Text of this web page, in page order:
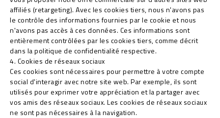
affiliés (retargeting). Avec les cookies tiers, nous n'avons pas
le contrôle des informations fournies par le cookie et nous
n'avons pas accès à ces données. Ces informations sont
entièrement contrôlées par les cookies tiers, comme décrit
dans la politique de confidentialité respective.
4. Cookies de réseaux sociaux
Ces cookies sont nécessaires pour permettre à votre compte
social d'interagir avec notre site web. Par exemple, ils sont
utilisés pour exprimer votre appréciation et la partager avec
vos amis des réseaux sociaux. Les cookies de réseaux sociaux
ne sont pas nécessaires à la navigation.